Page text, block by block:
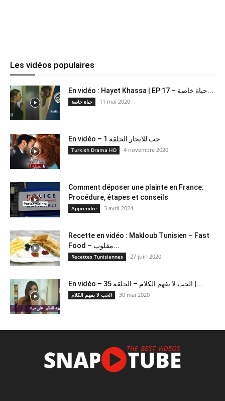
Les vidéos populaires
En vidéo : Hayet Khassa | EP 17 – حياة خاصة...
حياة خاصة 11 mai 2020
En vidéo – حب للايجار الحلقة 1
Turkish Drama HD 4 novembre 2020
Comment déposer une plainte en France:
Procédure, étapes et conseils
Apprendre 3 avril 2024
Recette en vidéo : Makloub Tunisien – Fast
Food – مقلوب...
Recettes Tunisiennes 27 juin 2020
En vidéo – الحب لا يفهم الكلام – الحلقة 35 |...
الحب لا يفهم الكلام 30 mai 2020